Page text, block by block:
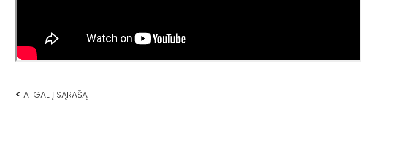
< ATGAL Į SĄRAŠĄ